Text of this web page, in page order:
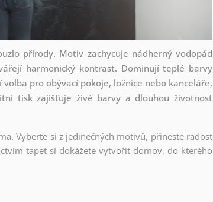
přírody. Motiv zachycuje nádherný vodopád
harmonický kontrast. Dominují teplé barvy
pro obývací pokoje, ložnice nebo kanceláře,
tisk zajišťuje živé barvy a dlouhou životnost
Vyberte si z jedinečných motivů, přineste radost
tapet si dokážete vytvořit domov, do kterého